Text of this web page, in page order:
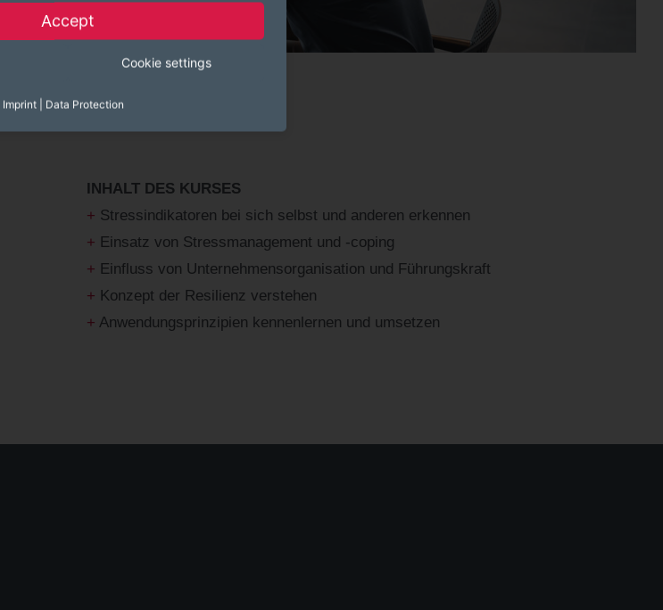
INHALT DES KURSES
+ Stressindikatoren bei sich selbst und anderen erkennen
+ Einsatz von Stressmanagement und -coping
+ Einfluss von Unternehmensorganisation und Führungskraft
+ Konzept der Resilienz verstehen
+ Anwendungsprinzipien kennenlernen und umsetzen
Accept
Cookie settings
Imprint Data Protection